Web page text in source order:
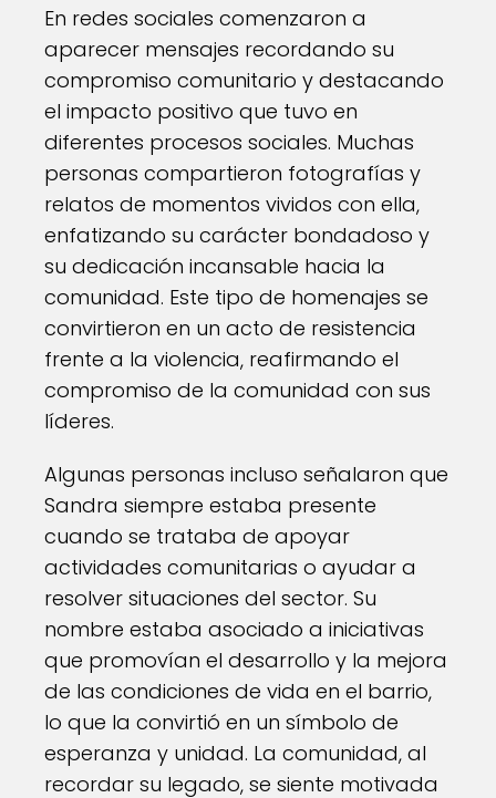
En redes sociales comenzaron a
aparecer mensajes recordando su
compromiso comunitario y destacando
el impacto positivo que tuvo en
diferentes procesos sociales. Muchas
personas compartieron fotografías y
relatos de momentos vividos con ella,
enfatizando su carácter bondadoso y
su dedicación incansable hacia la
comunidad. Este tipo de homenajes se
convirtieron en un acto de resistencia
frente a la violencia, reafirmando el
compromiso de la comunidad con sus
líderes.
Algunas personas incluso señalaron que
Sandra siempre estaba presente
cuando se trataba de apoyar
actividades comunitarias o ayudar a
resolver situaciones del sector. Su
nombre estaba asociado a iniciativas
que promovían el desarrollo y la mejora
de las condiciones de vida en el barrio,
lo que la convirtió en un símbolo de
esperanza y unidad. La comunidad, al
recordar su legado, se siente motivada